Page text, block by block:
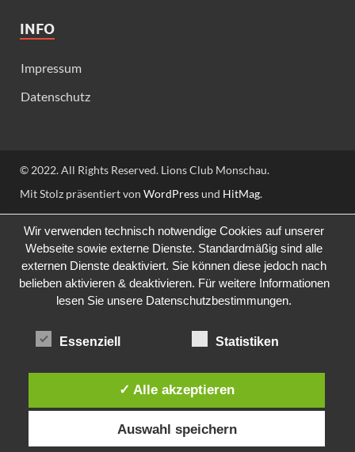
INFO
Impressum
Datenschutz
© 2022. All Rights Reserved. Lions Club Monschau.
Mit Stolz präsentiert von WordPressund HitMag.
Wir verwenden technisch notwendige Cookies auf unserer
Webseite sowie externe Dienste. Standardmäßig sind alle
externen Dienste deaktiviert. Sie können diese jedoch nach
belieben aktivieren & deaktivieren. Für weitere Informationen
lesen Sie unsere Datenschutzbestimmungen.
Essenziell Statistiken
✓ Alle akzeptieren
Auswahl speichern